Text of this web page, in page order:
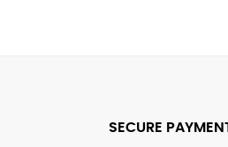
SECURE